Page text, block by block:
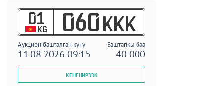
01
KG 060 KKK
Аукцион башталган күнү Баштапкы баа
11.08.2026 09:15 40 000